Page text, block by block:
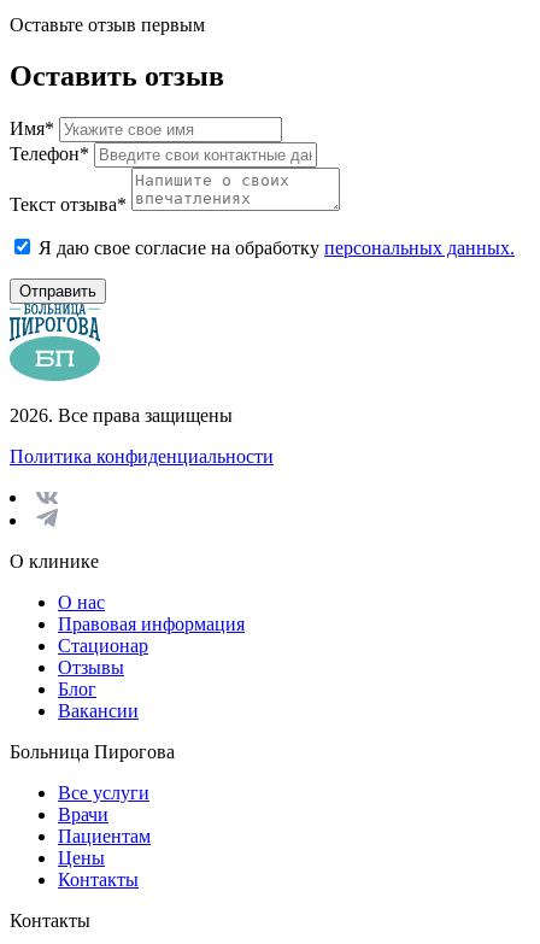
Оставьте отзыв первым
Оставить отзыв
Имя*
Телефон*
Текст отзыва*
Я даю свое согласие на обработку персональных данных.
Отправить
2026. Все права защищены
Политика конфиденциальности
О клинике
О нас
Правовая информация
Стационар
Отзывы
Блог
Вакансии
Больница Пирогова
Все услуги
Врачи
Пациентам
Цены
Контакты
Контакты